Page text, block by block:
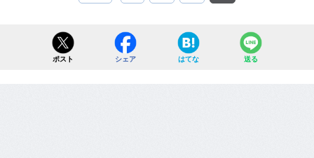
ポスト シェア はてな 送る